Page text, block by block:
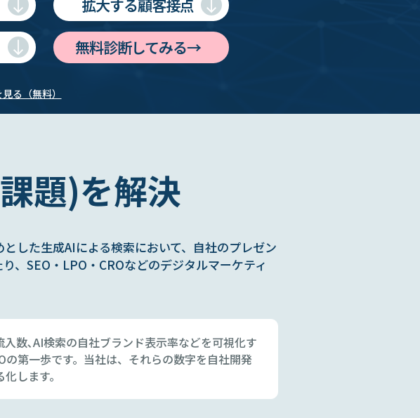
拡大する顧客接点
無料診断してみる→
る（無料）
題)を解決
した生成AIによる検索において、自社のプレゼン
、SEO・LPO・CROなどのデジタルマーケティ
入数､AI検索の自社ブランド表示率などを可視化す
の第一歩です。当社は、それらの数字を自社開発
します。